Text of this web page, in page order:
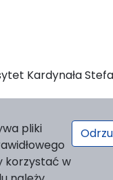
Kardynała
by OJS/PKP
pliki
korzystać w